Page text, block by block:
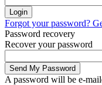
Forgot your password?
Password recovery
Recover your password
A password will be e-